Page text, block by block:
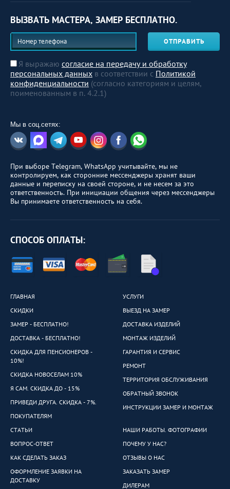
ВЫЗВАТЬ МАСТЕРА, ЗАМЕР БЕСПЛАТНО.
Я выражаю согласие на передачу и обработку
персональных данных в соответствии с Политикой
конфиденциальности (согласно категориям и целям,
поименованным в п. 4.2.1)
ОТПРАВИТЬ
Мы в соц.сетях:
При выборе Telegram, WhatsApp учитывайте, мы не
контролируем, как сторонние мессенджеры хранят ваши
данные и переписку на своей стороне, и не несем за это
ответственность. При инициации общения через мессенджеры
Вы принимаете ответственность на себя.
СПОСОБ ОПЛАТЫ:
ГЛАВНАЯ
СКИДКИ
ЗАМЕР - БЕСПЛАТНО!
ДОСТАВКА - БЕСПЛАТНО!
СКИДКА ДЛЯ ПЕНСИОНЕРОВ -
10%!
СКИДКА НОВОСЕЛАМ 10%
Я САМ. СКИДКА ДО - 15%
ПРИВЕДИ ДРУГА. СКИДКА - 7%.
ПОКУПАТЕЛЯМ
УСЛУГИ
ВЫЕЗД НА ЗАМЕР
ДОСТАВКА ИЗДЕЛИЙ
МОНТАЖ ИЗДЕЛИЙ
ГАРАНТИЯ И СЕРВИС
РЕМОНТ
ТЕРРИТОРИЯ ОБСЛУЖИВАНИЯ
ОБРАТНЫЙ ЗВОНОК
ИНСТРУКЦИИ ЗАМЕР И МОНТАЖ
СТАТЬИ
ВОПРОС-ОТВЕТ
КАК СДЕЛАТЬ ЗАКАЗ
ОФОРМЛЕНИЕ ЗАЯВКИ НА
ДОСТАВКУ
НАШИ РАБОТЫ. ФОТОГРАФИИ
ПОЧЕМУ У НАС?
ОТЗЫВЫ О НАС
ЗАКАЗАТЬ ЗАМЕР
ДИЛЕРАМ